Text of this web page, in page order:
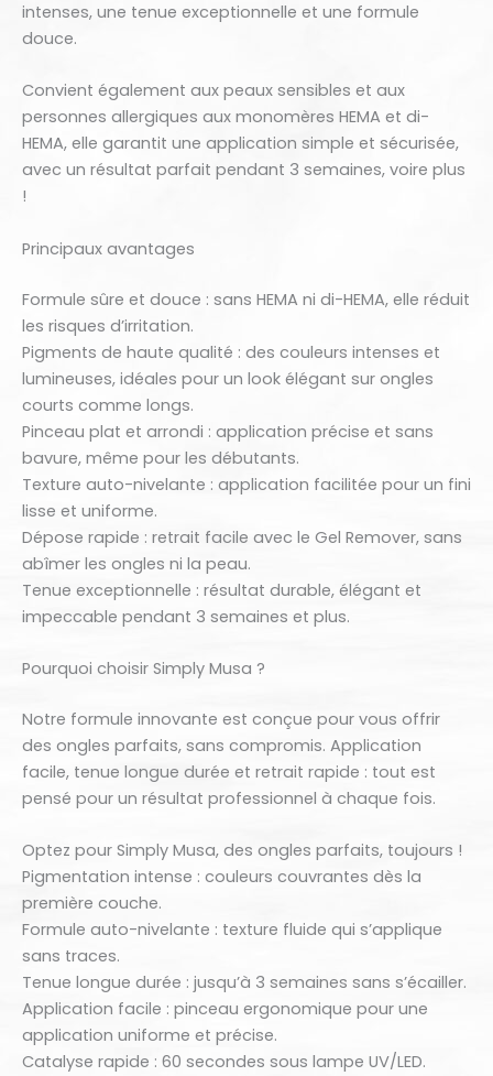
intenses, une tenue exceptionnelle et une formule
douce.
Convient également aux peaux sensibles et aux
personnes allergiques aux monomères HEMA et di-
HEMA, elle garantit une application simple et sécurisée,
avec un résultat parfait pendant 3 semaines, voire plus
!
Principaux avantages
Formule sûre et douce : sans HEMA ni di-HEMA, elle réduit
les risques d’irritation.
Pigments de haute qualité : des couleurs intenses et
lumineuses, idéales pour un look élégant sur ongles
courts comme longs.
Pinceau plat et arrondi : application précise et sans
bavure, même pour les débutants.
Texture auto-nivelante : application facilitée pour un fini
lisse et uniforme.
Dépose rapide : retrait facile avec le Gel Remover, sans
abîmer les ongles ni la peau.
Tenue exceptionnelle : résultat durable, élégant et
impeccable pendant 3 semaines et plus.
Pourquoi choisir Simply Musa ?
Notre formule innovante est conçue pour vous offrir
des ongles parfaits, sans compromis. Application
facile, tenue longue durée et retrait rapide : tout est
pensé pour un résultat professionnel à chaque fois.
Optez pour Simply Musa, des ongles parfaits, toujours !
Pigmentation intense : couleurs couvrantes dès la
première couche.
Formule auto-nivelante : texture fluide qui s’applique
sans traces.
Tenue longue durée : jusqu’à 3 semaines sans s’écailler.
Application facile : pinceau ergonomique pour une
application uniforme et précise.
Catalyse rapide : 60 secondes sous lampe UV/LED.